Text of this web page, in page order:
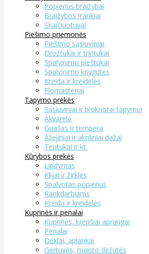
Popierius braižybai
Braižybos įrankiai
Skaičiuotuvai
Piešimo priemonės
Piešimo sąsiuviniai
Drožtukai ir trintukai
Spalvinimo pieštukai
Spalvinimo knygutės
Kreida ir kreidelės
Flomasteriai
Tapymo prekės
Sąsiuviniai ir bloknotai tapymui
Akvarelė
Guašas ir tempera
Aliejiniai ir akriliniai dažai
Teptukai ir kt.
Kūrybos prekės
Lipdymas
Klijai ir žirklės
Spalvotas popierius
Rankdarbiams
Kreida ir kreidelės
Kuprinės ir penalai
Kuprinės, krepšiai aprangai
Penalai
Dėklai, aplankai
Gertuvės, maisto dėžutės